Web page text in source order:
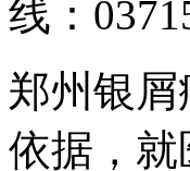
线：
郑州银
依据，